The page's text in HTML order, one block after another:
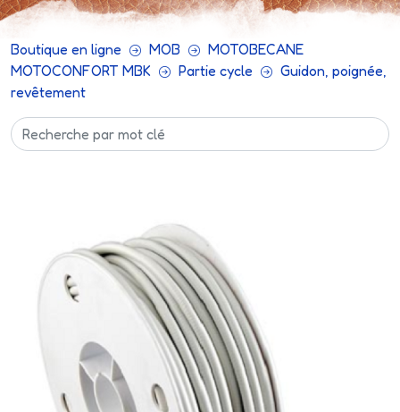
Boutique en ligne MOB
MOTOBECANE
MOTOCONFORT MBK
Partie cycle
Guidon, poignée,
revêtement